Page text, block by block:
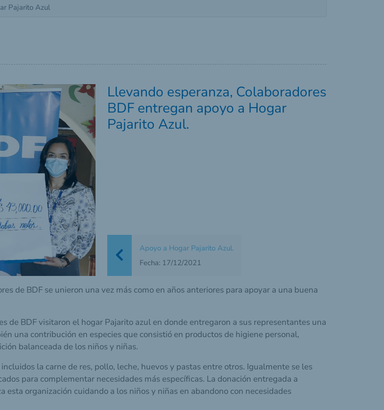
Pajarito Azul
Apoyo a Hogar Pajarito Azul.
Fecha: 17/12/2021
Llevando esperanza, Colaboradores
BDF entregan apoyo a Hogar
Pajarito Azul.
de BDF se unieron una vez más como en años anteriores para apoyar a una buena
de BDF visitaron el hogar Pajarito azul en donde entregaron a sus representantes una
una contribución en especies que consistió en productos de higiene personal,
balanceada de los niños y niñas.
la carne de res, pollo, leche, huevos y pastas entre otros. Igualmente se les
para complementar necesidades más específicas. La donación entregada a
organización cuidando a los niños y niñas en abandono con necesidades